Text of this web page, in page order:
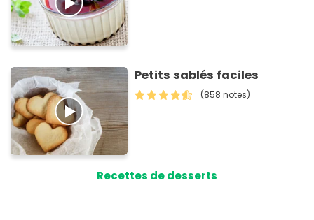
Petits sablés faciles
(858 notes)
Recettes de desserts